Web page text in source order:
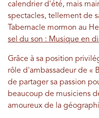
calendrier d'été, mais
spectacles, tellement de
Tabernacle mormon au
sel du son : Musique en
Grâce à sa position
rôle d'ambassadeur de «
de partager sa passion
beaucoup de musiciens
amoureux de la